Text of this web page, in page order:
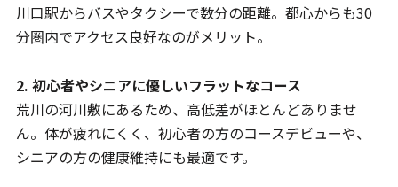
川口駅からバスやタクシーで数分の距離。都心からも30
分圏内でアクセス良好なのがメリット。
2. 初心者やシニアに優しいフラットなコース
荒川の河川敷にあるため、高低差がほとんどありませ
ん。体が疲れにくく、初心者の方のコースデビューや、
シニアの方の健康維持にも最適です。